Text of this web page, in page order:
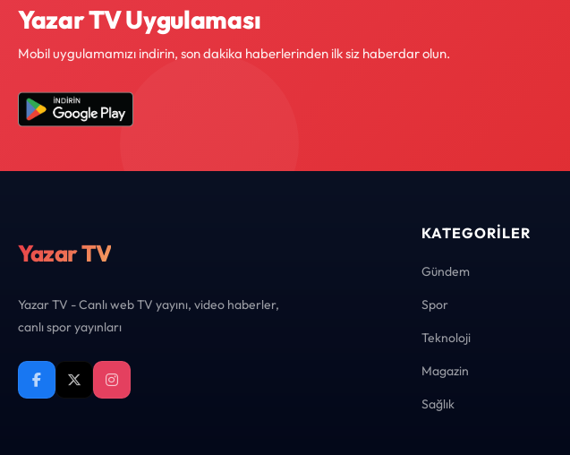
Yazar TV Uygulaması
Mobil uygulamamızı indirin, son dakika haberlerinden ilk siz haberdar olun.
Yazar TV
Yazar TV - Canlı web TV yayını, video haberler,
canlı spor yayınları
KATEGORILER
Gündem
Spor
Teknoloji
Magazin
Sağlık